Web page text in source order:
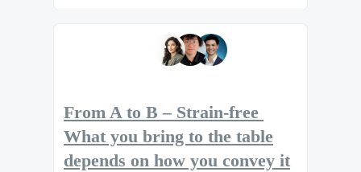
From A to B – Strain-free​ ​
What you bring to the table
depends on how you convey it